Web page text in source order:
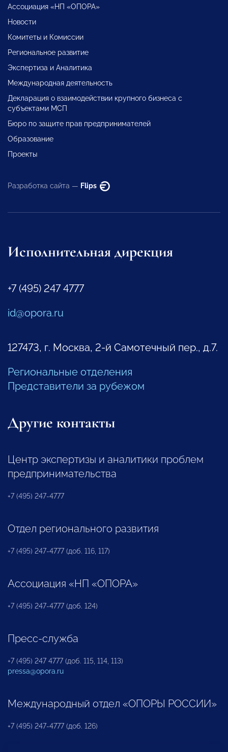
Ассоциация «НП «ОПОРА»
Новости
Комитеты и Комиссии
Региональное развитие
Экспертиза и Аналитика
Международная деятельность
Декларация о взаимодействии крупного бизнеса с
субъектами МСП
Бюро по защите прав предпринимателей
Образование
Проекты
Разработка сайта — Flips
Исполнительная дирекция
+7 (495) 247 4777
id@opora.ru
127473, г. Москва, 2-й Самотечный пер., д.7.
Региональные отделения
Представители за рубежом
Другие контакты
Центр экспертизы и аналитики проблем
предпринимательства
+7 (495) 247-4777
Отдел регионального развития
+7 (495) 247-4777 (доб. 116, 117)
Ассоциация «НП «ОПОРА»
+7 (495) 247-4777 (доб. 124)
Пресс-служба
+7 (495) 247 4777 (доб. 115, 114, 113)
pressa@opora.ru
Международный отдел «ОПОРЫ РОССИИ»
+7 (495) 247-4777 (доб. 126)